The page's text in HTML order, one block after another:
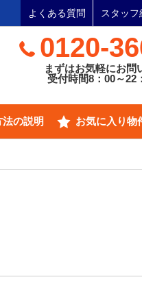
よくある質問 スタッフ
0120-
まずはお気軽にお問
受付時間8：00～22
の説明 お気に入り物